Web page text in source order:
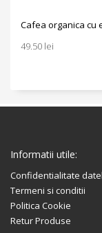
Cafea organica cu
49.50 lei
Informatii utile:
Confidentialitate
Termeni si conditii
Politica Cookie
Retur Produse